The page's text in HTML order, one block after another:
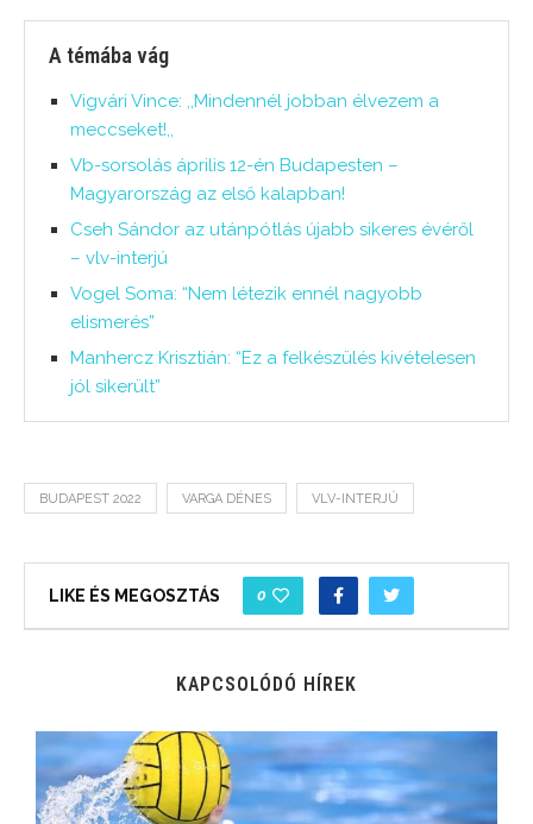
A témába vág
Vigvári Vince: ,,Mindennél jobban élvezem a
meccseket!,,
Vb-sorsolás április 12-én Budapesten –
Magyarország az első kalapban!
Cseh Sándor az utánpótlás újabb sikeres évéről
– vlv-interjú
Vogel Soma: “Nem létezik ennél nagyobb
elismerés”
Manhercz Krisztián: “Ez a felkészülés kivételesen
jól sikerült”
BUDAPEST 2022 VARGA DÉNES VLV-INTERJÚ
LIKE ÉS MEGOSZTÁS 0
KAPCSOLÓDÓ HÍREK